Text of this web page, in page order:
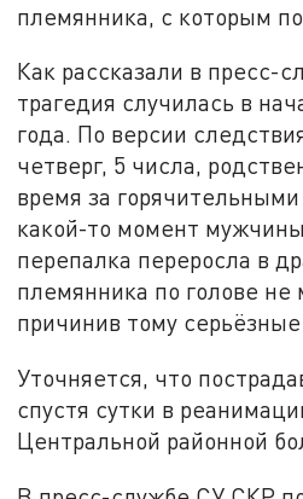
племянника, с которым
Как рассказали в пресс-
трагедия случилась в
года. По версии
четверг, 5 числа,
время за
какой-то момент
перепалка переросла в
племянника по голове
причинив тому
Уточняется, что
спустя сутки в
Центральной районной